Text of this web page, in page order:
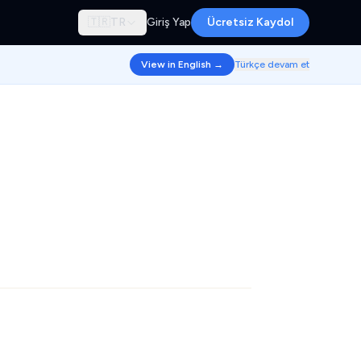
🇹🇷 TR Giriş Yap Ücretsiz Kaydol
View in English → Türkçe devam et